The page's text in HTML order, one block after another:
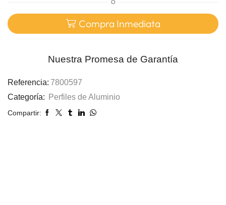
O
Compra Inmediata
Nuestra Promesa de Garantía
Referencia: 7800597
Categoría:
Perfiles de Aluminio
Compartir: